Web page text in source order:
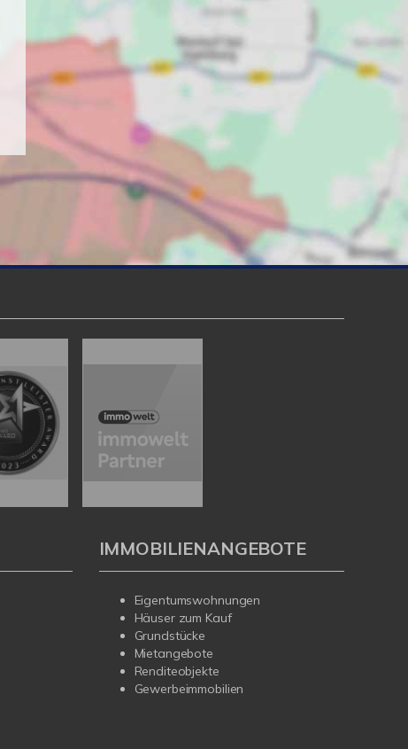
IMMOBILIENANGEBOTE
Eigentumswohnungen
Häuser zum Kauf
Grundstücke
Mietangebote
Renditeobjekte
Gewerbeimmobilien